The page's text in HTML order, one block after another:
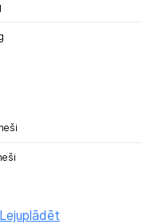
Lejuplādēt